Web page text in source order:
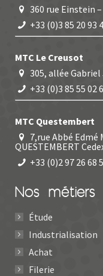
360 rue Einstein –
+33 (0)3 85 20 93
MTC Le Creusot
305, allée Gabriel
+33 (0)3 85 55 02
MTC Questembert
7,rue Abbé Edmé
QUESTEMBERT
+33 (0)2 97 26 68
Nos métiers
Étude
Industrialisation
Achat
Filerie